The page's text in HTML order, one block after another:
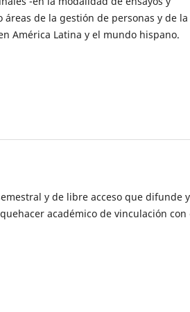
de la gestión de personas y de la
América Latina y el mundo hispano.
y de libre acceso que difunde y
académico de vinculación con